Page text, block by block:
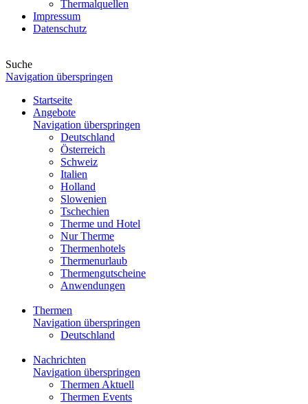
Thermalquellen
Impressum
Datenschutz
Suche
Navigation überspringen
Startseite
Angebote
Navigation überspringen
Deutschland
Österreich
Schweiz
Italien
Holland
Slowenien
Tschechien
Therme und Hotel
Nur Therme
Thermenhotels
Thermenurlaub
Thermengutscheine
Anwendungen
Thermen
Navigation überspringen
Deutschland
Nachrichten
Navigation überspringen
Thermen Aktuell
Thermen Events